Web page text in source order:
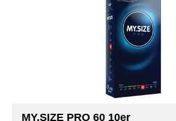
MY.SIZE PRO 60 10er